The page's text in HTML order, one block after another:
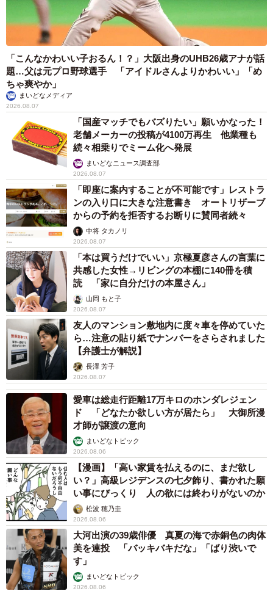
「こんなかわいい子おるん！？」大阪出身のUHB26歳アナが話
題…父は元プロ野球選手 「アイドルさんよりかわいい」「め
ちゃ爽やか」
まいどなメディア
2026.08.07
「国産マッチでもバズりたい」願いかなった！
老舗メーカーの投稿が4100万再生 他業種も
続々相乗りでミーム化へ発展
まいどなニュース調査部
2026.08.07
「即座に案内することが不可能です」レストラ
ンの入り口に大きな注意書き オートリザーブ
からの予約を拒否するお断りに賛同者続々
中将 タカノリ
2026.08.07
「本は買うだけでいい」京極夏彦さんの言葉に
共感した女性→リビングの本棚に140冊を積
読 「家に自分だけの本屋さん」
山岡 もと子
2026.08.07
友人のマンション敷地内に度々車を停めていた
ら…注意の貼り紙でナンバーをさらされました
【弁護士が解説】
長澤 芳子
2026.08.07
愛車は総走行距離17万キロのホンダレジェン
ド 「どなたか欲しい方が居たら」 大御所漫
才師が譲渡の意向
まいどなトピック
2026.08.06
【漫画】「高い家賃を払えるのに、まだ欲し
い？」高級レジデンスの七夕飾り、書かれた願
い事にびっくり 人の欲には終わりがないのか
松波 穂乃圭
2026.08.06
大河出演の39歳俳優 真夏の海で赤銅色の肉体
美を連投 「バッキバキだな」「ばり渋いで
す」
まいどなトピック
2026.08.06